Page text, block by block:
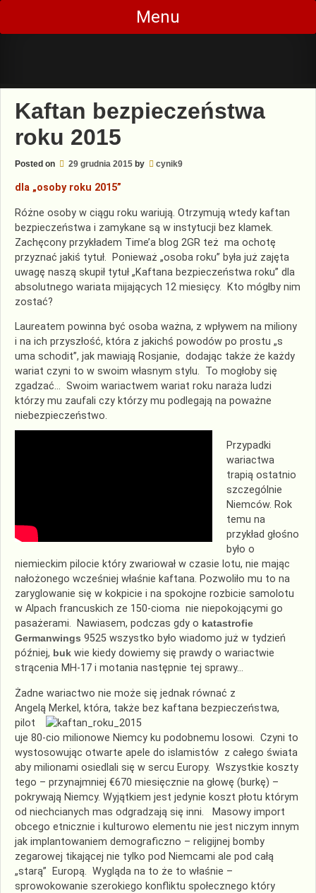
Skip
content
Menu
Kaftan bezpieczeństwa
roku 2015
Posted on 29 grudnia 2015 by cynik9
dla „osoby roku 2015”
Różne osoby w ciągu roku wariują. Otrzymują wtedy kaftan
bezpieczeństwa i zamykane są w instytucji bez klamek.
Zachęcony przykładem Time’a blog 2GR też ma ochotę
przyznać jakiś tytuł. Ponieważ „osoba roku” była już zajęta
uwagę naszą skupił tytuł „Kaftana bezpieczeństwa roku” dla
absolutnego wariata mijających 12 miesięcy. Kto mógłby nim
zostać?
Laureatem powinna być osoba ważna, z wpływem na miliony
i na ich przyszłość, która z jakichś powodów po prostu „s
uma schodit”, jak mawiają Rosjanie, dodając także że każdy
wariat czyni to w swoim własnym stylu. To mogłoby się
zgadzać… Swoim wariactwem wariat roku naraża ludzi
którzy mu zaufali czy którzy mu podlegają na poważne
niebezpieczeństwo.
Przypadki
wariactwa
trapią ostatnio
szczególnie
Niemców. Rok
temu na
przykład głośno
było o
niemieckim pilocie który zwariował w czasie lotu, nie mając
nałożonego wcześniej właśnie kaftana. Pozwoliło mu to na
zaryglowanie się w kokpicie i na spokojne rozbicie samolotu
w Alpach francuskich ze 150-cioma nie niepokojącymi go
pasażerami. Nawiasem, podczas gdy o katastrofie
Germanwings 9525 wszystko było wiadomo już w tydzień
później, buk wie kiedy dowiemy się prawdy o wariactwie
strącenia MH-17 i motania następnie tej sprawy…
Żadne wariactwo nie może się jednak równać z
Angelą Merkel, która, także bez kaftana bezpieczeństwa,
pilot
uje 80-cio milionowe Niemcy ku podobnemu losowi. Czyni to
wystosowując otwarte apele do islamistów z całego świata
aby milionami osiedlali się w sercu Europy. Wszystkie koszty
tego – przynajmniej €670 miesięcznie na głowę (burkę) –
pokrywają Niemcy. Wyjątkiem jest jedynie koszt płotu którym
od niechcianych mas odgradzają się inni. Masowy import
obcego etnicznie i kulturowo elementu nie jest niczym innym
jak implantowaniem demograficzno – religijnej bomby
zegarowej tikającej nie tylko pod Niemcami ale pod całą
„starą” Europą. Wygląda na to że to właśnie –
sprowokowanie szerokiego konfliktu społecznego który